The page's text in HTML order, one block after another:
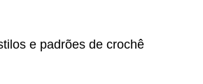
e padrões de crochê